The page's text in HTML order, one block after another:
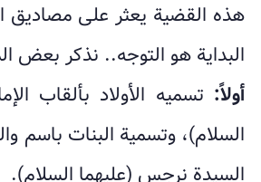
هذه القضية يعثر على مصاديق
البداية هو التوجه.. نذكر بعض
أولاً: تسميه الأولاد بألقاب
السلام)، وتسمية البنات باسم
السيدة نرجس (عليهما السلام).